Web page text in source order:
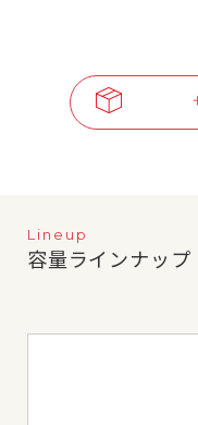
Lineup
容量ラインナップ